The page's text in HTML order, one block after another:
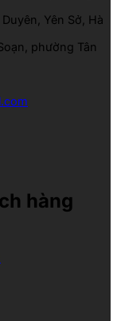
Yên Sở, Hà
phường Tân
hàng